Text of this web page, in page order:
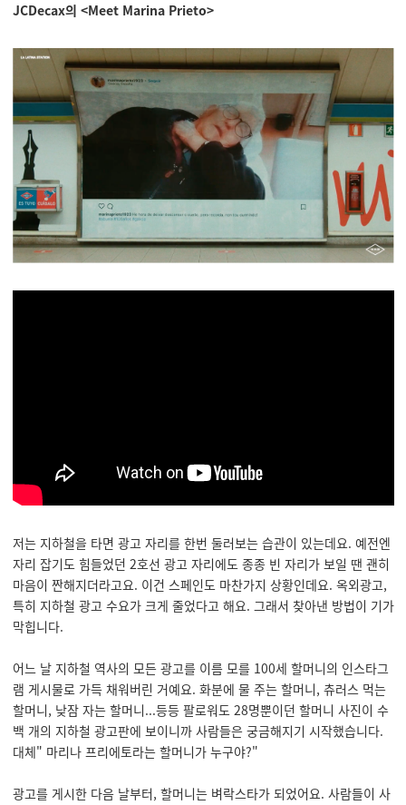
JCDecax의 <Meet Marina Prieto>
저는 지하철을 타면 광고 자리를 한번 둘러보는 습관이 있는데요. 예전엔
자리 잡기도 힘들었던 2호선 광고 자리에도 종종 빈 자리가 보일 땐 괜히
마음이 짠해지더라고요. 이건 스페인도 마찬가지 상황인데요. 옥외광고,
특히 지하철 광고 수요가 크게 줄었다고 해요. 그래서 찾아낸 방법이 기가
막힙니다.
어느 날 지하철 역사의 모든 광고를 이름 모를 100세 할머니의 인스타그
램 게시물로 가득 채워버린 거예요. 화분에 물 주는 할머니, 츄러스 먹는
할머니, 낮잠 자는 할머니...등등 팔로워도 28명뿐이던 할머니 사진이 수
백 개의 지하철 광고판에 보이니까 사람들은 궁금해지기 시작했습니다.
대체" 마리나 프리에토라는 할머니가 누구야?"
광고를 게시한 다음 날부터, 할머니는 벼락스타가 되었어요. 사람들이 사